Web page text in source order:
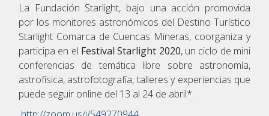
La Fundación Starlight, bajo una acción promovida
por los monitores astronómicos del Destino Turístico
Starlight Comarca de Cuencas Mineras, coorganiza y
participa en el Festival Starlight 2020, un ciclo de mini
conferencias de temática libre sobre astronomía,
astrofísica, astrofotografía, talleres y experiencias que
puede seguir online del 13 al 24 de abril*.